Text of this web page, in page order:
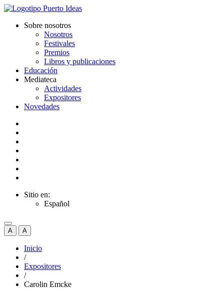
Sobre nosotros
Nosotros
Festivales
Premios
Libros y publicaciones
Educación
Mediateca
Actividades
Expositores
Novedades
Sitio en:
Español
A A
Inicio
/
Expositores
/
Carolin Emcke